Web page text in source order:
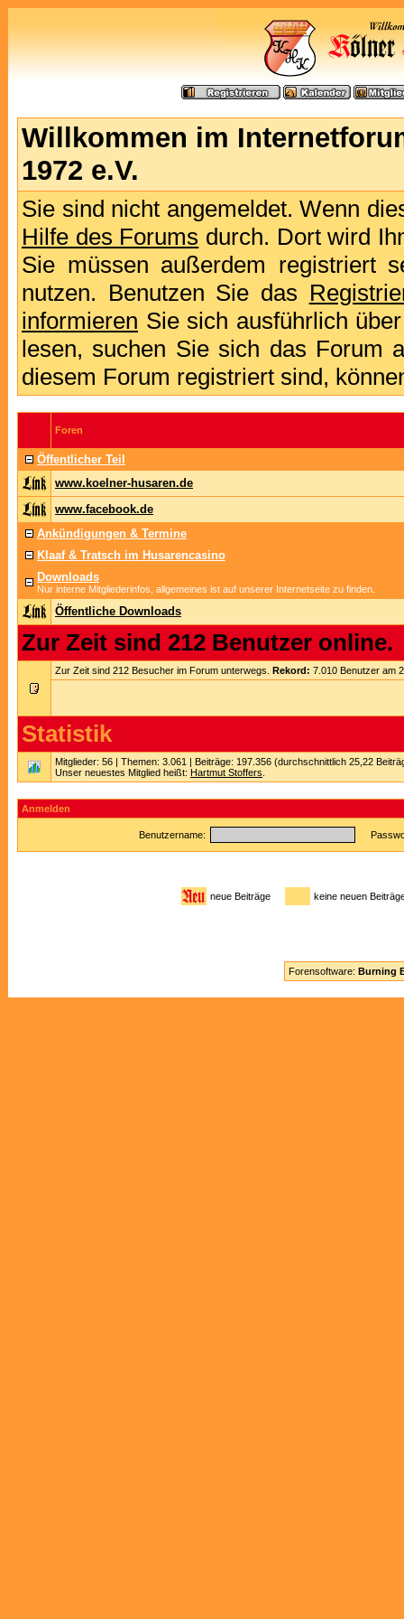
Willkommen im
1972 e.V.
Sie sind nicht angemeldet. Wenn
Hilfe des Forums durch. Dort wird
Sie müssen außerdem registriert
nutzen. Benutzen Sie das
informieren Sie sich ausführlich
lesen, suchen Sie sich das Forum
diesem Forum registriert sind,
Foren
Öffentlicher Teil
www.koelner-husaren.de
www.facebook.de
Ankündigungen & Termine
Klaaf & Tratsch im Husarencasino
Downloads
Nur interne Mitgliederinfos, allgemeines ist auf unserer Internetseite zu finden.
Öffentliche Downloads
Zur Zeit sind 212 Benutzer online.
Zur Zeit sind 212 Besucher im Forum unterwegs. Rekord: 7.010 Benutzer am
Statistik
Mitglieder: 56 | Themen: 3.061 | Beiträge: 197.356 (durchschnittlich 25,22
Unser neuestes Mitglied heißt: Hartmut Stoffers
Anmelden
Benutzername:
neue Beiträge keine neuen
Forensoftware: Burning